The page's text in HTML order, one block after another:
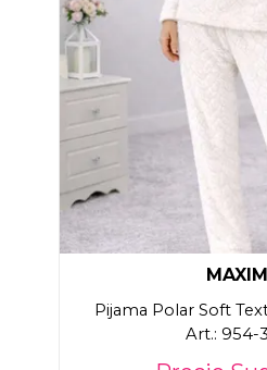
Pijama Polar Soft
Art.: 954-